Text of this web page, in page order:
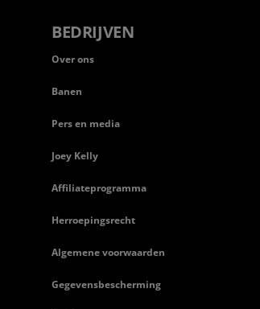
BEDRIJVEN
Over ons
Banen
Pers en media
Joey Kelly
Affiliateprogramma
Herroepingsrecht
Algemene voorwaarden
Gegevensbescherming